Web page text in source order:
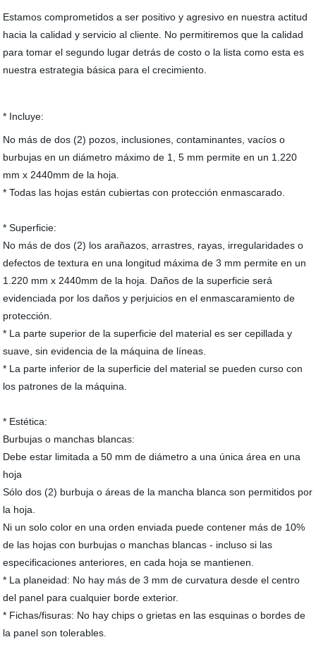
Estamos comprometidos a ser positivo y agresivo en nuestra actitud
hacia la calidad y servicio al cliente. No permitiremos que la calidad
para tomar el segundo lugar detrás de costo o la lista como esta es
nuestra estrategia básica para el crecimiento.
* Incluye:
No más de dos (2) pozos, inclusiones, contaminantes, vacíos o
burbujas en un diámetro máximo de 1, 5 mm permite en un 1.220
mm x 2440mm de la hoja.
* Todas las hojas están cubiertas con protección enmascarado.
* Superficie:
No más de dos (2) los arañazos, arrastres, rayas, irregularidades o
defectos de textura en una longitud máxima de 3 mm permite en un
1.220 mm x 2440mm de la hoja. Daños de la superficie será
evidenciada por los daños y perjuicios en el enmascaramiento de
protección.
* La parte superior de la superficie del material es ser cepillada y
suave, sin evidencia de la máquina de líneas.
* La parte inferior de la superficie del material se pueden curso con
los patrones de la máquina.
* Estética:
Burbujas o manchas blancas:
Debe estar limitada a 50 mm de diámetro a una única área en una
hoja
Sólo dos (2) burbuja o áreas de la mancha blanca son permitidos por
la hoja.
Ni un solo color en una orden enviada puede contener más de 10%
de las hojas con burbujas o manchas blancas - incluso si las
especificaciones anteriores, en cada hoja se mantienen.
* La planeidad: No hay más de 3 mm de curvatura desde el centro
del panel para cualquier borde exterior.
* Fichas/fisuras: No hay chips o grietas en las esquinas o bordes de
la panel son tolerables.